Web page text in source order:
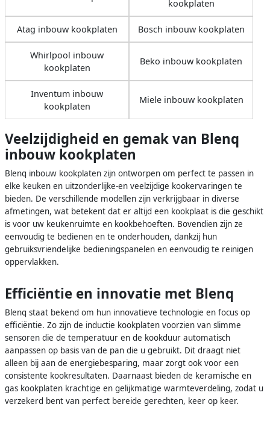
kookplaten
Atag inbouw kookplaten Bosch inbouw kookplaten
Whirlpool inbouw
kookplaten
Beko inbouw kookplaten
Inventum inbouw
kookplaten
Miele inbouw kookplaten
Veelzijdigheid en gemak van Blenq
inbouw kookplaten
Blenq inbouw kookplaten zijn ontworpen om perfect te passen in
elke keuken en uitzonderlijke-en veelzijdige kookervaringen te
bieden. De verschillende modellen zijn verkrijgbaar in diverse
afmetingen, wat betekent dat er altijd een kookplaat is die geschikt
is voor uw keukenruimte en kookbehoeften. Bovendien zijn ze
eenvoudig te bedienen en te onderhouden, dankzij hun
gebruiksvriendelijke bedieningspanelen en eenvoudig te reinigen
oppervlakken.
Efficiëntie en innovatie met Blenq
Blenq staat bekend om hun innovatieve technologie en focus op
efficiëntie. Zo zijn de inductie kookplaten voorzien van slimme
sensoren die de temperatuur en de kookduur automatisch
aanpassen op basis van de pan die u gebruikt. Dit draagt niet
alleen bij aan de energiebesparing, maar zorgt ook voor een
consistente kookresultaten. Daarnaast bieden de keramische en
gas kookplaten krachtige en gelijkmatige warmteverdeling, zodat u
verzekerd bent van perfect bereide gerechten, keer op keer.